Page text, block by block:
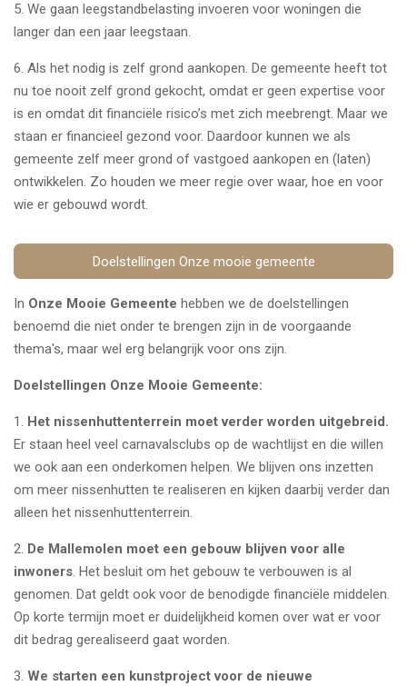
5. We gaan leegstandbelasting invoeren voor woningen die
langer dan een jaar leegstaan.
6. Als het nodig is zelf grond aankopen. De gemeente heeft tot
nu toe nooit zelf grond gekocht, omdat er geen expertise voor
is en omdat dit financiële risico’s met zich meebrengt. Maar we
staan er financieel gezond voor. Daardoor kunnen we als
gemeente zelf meer grond of vastgoed aankopen en (laten)
ontwikkelen. Zo houden we meer regie over waar, hoe en voor
wie er gebouwd wordt.
Doelstellingen Onze mooie gemeente
In Onze Mooie Gemeente hebben we de doelstellingen
benoemd die niet onder te brengen zijn in de voorgaande
thema's, maar wel erg belangrijk voor ons zijn.
Doelstellingen Onze Mooie Gemeente:
1. Het nissenhuttenterrein moet verder worden uitgebreid.
Er staan heel veel carnavalsclubs op de wachtlijst en die willen
we ook aan een onderkomen helpen. We blijven ons inzetten
om meer nissenhutten te realiseren en kijken daarbij verder dan
alleen het nissenhuttenterrein.
2. De Mallemolen moet een gebouw blijven voor alle
inwoners. Het besluit om het gebouw te verbouwen is al
genomen. Dat geldt ook voor de benodigde financiële middelen.
Op korte termijn moet er duidelijkheid komen over wat er voor
dit bedrag gerealiseerd gaat worden.
3. We starten een kunstproject voor de nieuwe